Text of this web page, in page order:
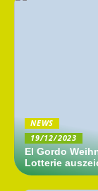
NEWS
19/12/2023
El Gordo
Lotterie